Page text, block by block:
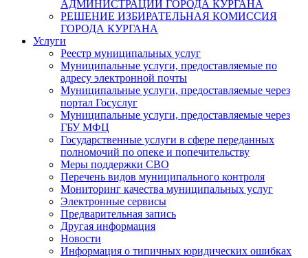
АДМИНИСТРАЦИИ ГОРОДА КУРГАНА
РЕШЕНИЕ ИЗБИРАТЕЛЬНАЯ КОМИССИЯ
ГОРОДА КУРГАНА
Услуги
Реестр муниципальных услуг
Муниципальные услуги, предоставляемые по
адресу электронной почты
Муниципальные услуги, предоставляемые через
портал Госуслуг
Муниципальные услуги, предоставляемые через
ГБУ МФЦ
Государственные услуги в сфере переданных
полномочий по опеке и попечительству
Меры поддержки СВО
Перечень видов муниципального контроля
Мониторинг качества муниципальных услуг
Электронные сервисы
Предварительная запись
Другая информация
Новости
Информация о типичных юридических ошибках